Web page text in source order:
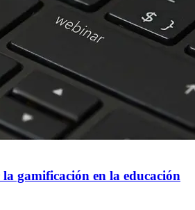
gamificación en la educación